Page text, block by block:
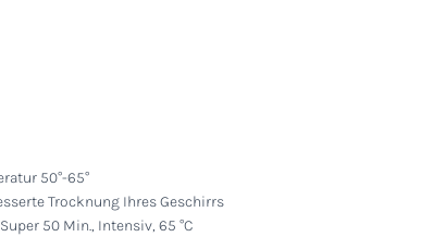
50°-65°
Trocknung Ihres Geschirrs
50 Min., Intensiv, 65 °C